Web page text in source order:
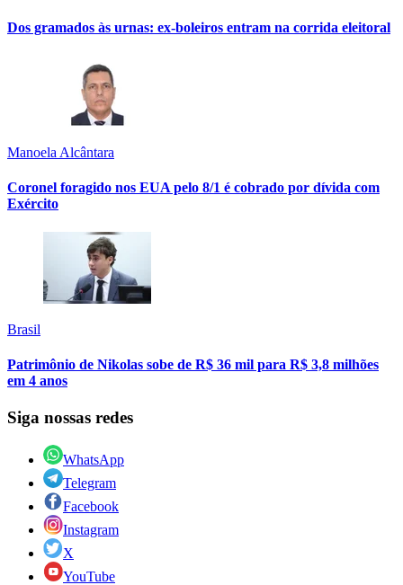
Dos gramados às urnas: ex-boleiros entram na corrida eleitoral
Manoela Alcântara
Coronel foragido nos EUA pelo 8/1 é cobrado por dívida com
Exército
Brasil
Patrimônio de Nikolas sobe de R$ 36 mil para R$ 3,8 milhões
em 4 anos
Siga nossas redes
WhatsApp
Telegram
Facebook
Instagram
X
YouTube